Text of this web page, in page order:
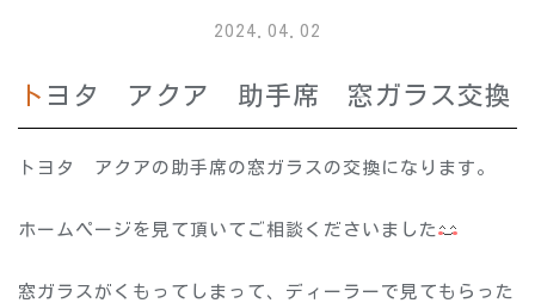
2024.04.02
トヨタ アクア 助手席 窓ガラス交換
トヨタ アクアの助手席の窓ガラスの交換になります。
ホームページを見て頂いてご相談くださいました
窓ガラスがくもってしまって、ディーラーで見てもらった